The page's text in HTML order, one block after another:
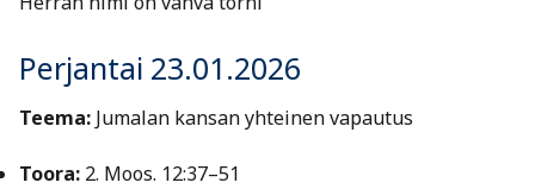
Perjantai 23.01.2026
Teema: Jumalan kansan yhteinen vapautus
Toora: 2. Moos. 12:37–51